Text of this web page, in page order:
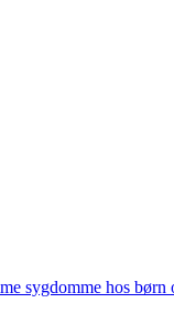
sygdomme hos børn